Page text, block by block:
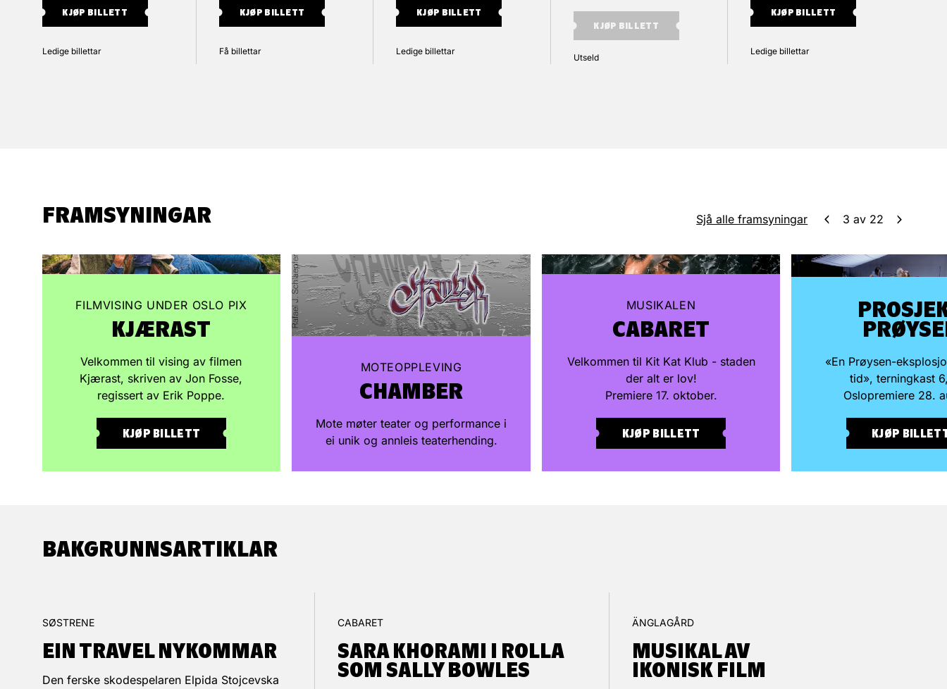
KJØP BILLETT
Ledige billettar
KJØP BILLETT
Få billettar
KJØP BILLETT
Ledige billettar
KJØP BILLETT
Utseld
KJØP BILLETT
Ledige billettar
FRAMSYNINGAR Sjå alle framsyningar 3 av 22
FILMVISING UNDER OSLO PIX
KJÆRAST
Velkommen til vising av filmen
Kjærast, skriven av Jon Fosse,
regissert av Erik Poppe.
KJØP BILLETT
MOTEOPPLEVING
CHAMBER
Mote møter teater og performance i
ei unik og annleis teaterhending.
MUSIKALEN
CABARET
Velkommen til Kit Kat Klub - staden
der alt er lov!
Premiere 17. oktober.
KJØP BILLETT
«En Prøysen-
tid», terningkast
Oslopremiere 28.
KJØP
BAKGRUNNS­ARTIKLAR
SØSTRENE
EIN TRAVEL NYKOMMAR
Den ferske skodespelaren Elpida Stojcevska
CABARET
SARA KHORAMI I ROLLA
SOM SALLY BOWLES
ÄNGLAGÅRD
MUSIKAL AV ­
IKONISK FILM